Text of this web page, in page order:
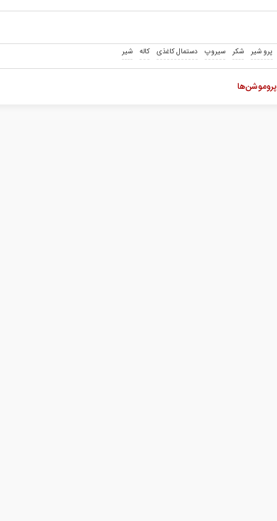
پرو شیر شکر سیروپ دستمال کاغذی کاله شیر
پروموشن‌ها